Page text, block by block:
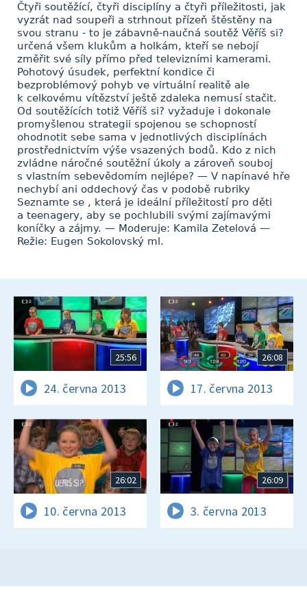
Čtyři soutěžící, čtyři disciplíny a čtyři příležitosti, jak
vyzrát nad soupeři a strhnout přízeň štěstěny na
svou stranu - to je zábavně-naučná soutěž Věříš si?
určená všem klukům a holkám, kteří se nebojí
změřit své síly přímo před televizními kamerami.
Pohotový úsudek, perfektní kondice či
bezproblémový pohyb ve virtuální realitě ale
k celkovému vítězství ještě zdaleka nemusí stačit.
Od soutěžících totiž Věříš si? vyžaduje i dokonale
promyšlenou strategii spojenou se schopností
ohodnotit sebe sama v jednotlivých disciplínách
prostřednictvím výše vsazených bodů. Kdo z nich
zvládne náročné soutěžní úkoly a zároveň souboj
s vlastním sebevědomím nejlépe? — V napínavé hře
nechybí ani oddechový čas v podobě rubriky
Seznamte se , která je ideální příležitostí pro děti
a teenagery, aby se pochlubili svými zajímavými
koníčky a zájmy. — Moderuje: Kamila Zetelová —
Režie: Eugen Sokolovský ml.
25:56
24. června 2013
26:08
17. června 2013
26:02
10. června 2013
26:09
3. června 2013